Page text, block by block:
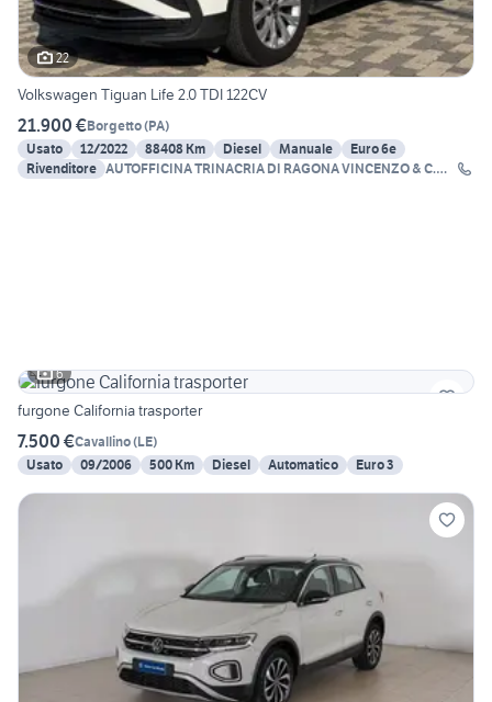
22
Volkswagen Tiguan Life 2.0 TDI 122CV
21.900 €Borgetto(PA)
Usato
12/2022 88408 Km Diesel Manuale
Euro 6e
Rivenditore AUTOFFICINA TRINACRIA DI RAGONA VINCENZO & C.
6
furgone California trasporter
7.500 €Cavallino(LE)
Usato
09/2006 500 Km Diesel Automatico Euro 3